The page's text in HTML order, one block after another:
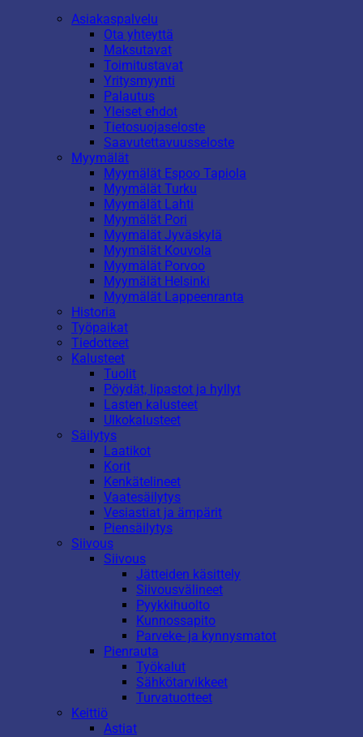
Asiakaspalvelu
Ota yhteyttä
Maksutavat
Toimitustavat
Yritysmyynti
Palautus
Yleiset ehdot
Tietosuojaseloste
Saavutettavuusseloste
Myymälät
Myymälät Espoo Tapiola
Myymälät Turku
Myymälät Lahti
Myymälät Pori
Myymälät Jyväskylä
Myymälät Kouvola
Myymälät Porvoo
Myymälät Helsinki
Myymälät Lappeenranta
Historia
Työpaikat
Tiedotteet
Kalusteet
Tuolit
Pöydät, lipastot ja hyllyt
Lasten kalusteet
Ulkokalusteet
Säilytys
Laatikot
Korit
Kenkätelineet
Vaatesäilytys
Vesiastiat ja ämpärit
Piensäilytys
Siivous
Siivous
Jätteiden käsittely
Siivousvälineet
Pyykkihuolto
Kunnossapito
Parveke- ja kynnysmatot
Pienrauta
Työkalut
Sähkötarvikkeet
Turvatuotteet
Keittiö
Astiat